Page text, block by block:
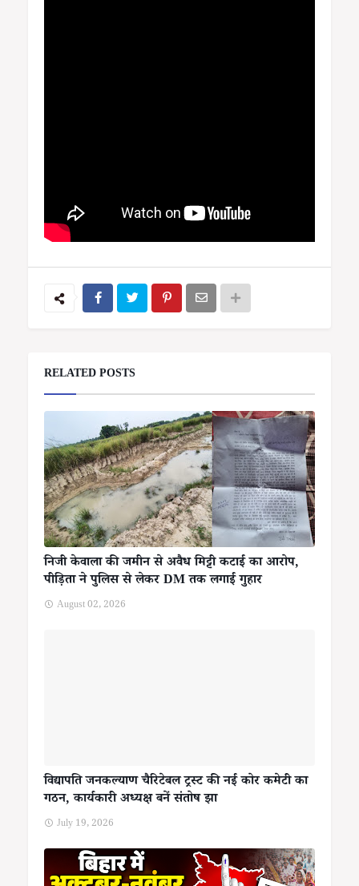
RELATED POSTS
निजी केवाला की जमीन से अवैध मिट्टी कटाई का आरोप,
पीड़िता ने पुलिस से लेकर DM तक लगाई गुहार
August 02, 2026
विद्यापति जनकल्याण चैरिटेबल ट्रस्ट की नई कोर कमेटी का
गठन, कार्यकारी अध्यक्ष बनें संतोष झा
July 19, 2026